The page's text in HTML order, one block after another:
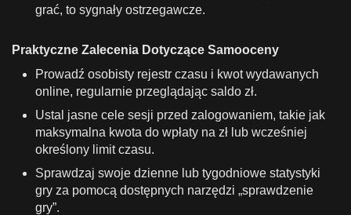
grać, to sygnały ostrzegawcze.
Praktyczne Zalecenia Dotyczące Samooceny
Prowadź osobisty rejestr czasu i kwot wydawanych
online, regularnie przeglądając saldo zł.
Ustal jasne cele sesji przed zalogowaniem, takie jak
maksymalna kwota do wpłaty na zł lub wcześniej
określony limit czasu.
Sprawdzaj swoje dzienne lub tygodniowe statystyki
gry za pomocą dostępnych narzędzi „sprawdzenie
gry”.